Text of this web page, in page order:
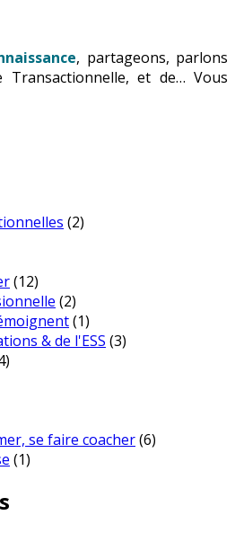
, partageons, parlons
Transactionnelle, et de… Vous
(2)
(12)
(2)
(1)
& de l'ESS (3)
se faire coacher(6)
(1)